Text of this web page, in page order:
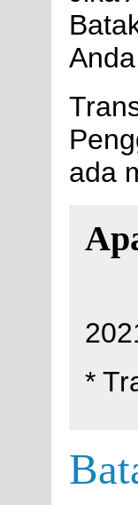
ada
*